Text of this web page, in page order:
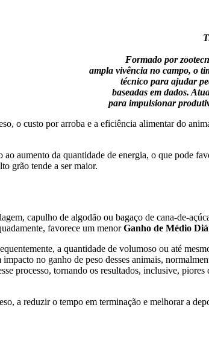
Formado por
ampla vivência no campo, o
técnico para ajudar
baseadas em dados.
para impulsionar
o custo por arroba e a eficiência alimentar do
aumento da quantidade de energia, o que pode
grão tende a ser maior.
capulho de algodão ou bagaço de cana-de-
favorece um menorGanho de Médio
a quantidade de volumoso ou até
no ganho de peso desses animais,
processo, tornando os resultados, inclusive,
a reduzir o tempo em terminação e melhorar a